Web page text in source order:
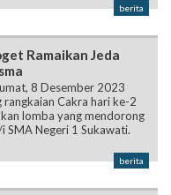
berita
Ramaikan Jeda
8 Desember 2023
rangkaian Cakra hari ke-2
lomba yang mendorong
SMA Negeri 1 Sukawati.
berita